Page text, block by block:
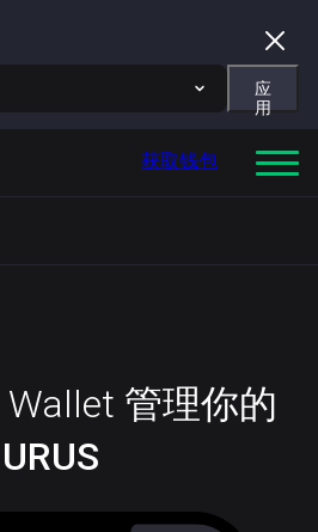
应
用
获取钱包
管理你的
URUS